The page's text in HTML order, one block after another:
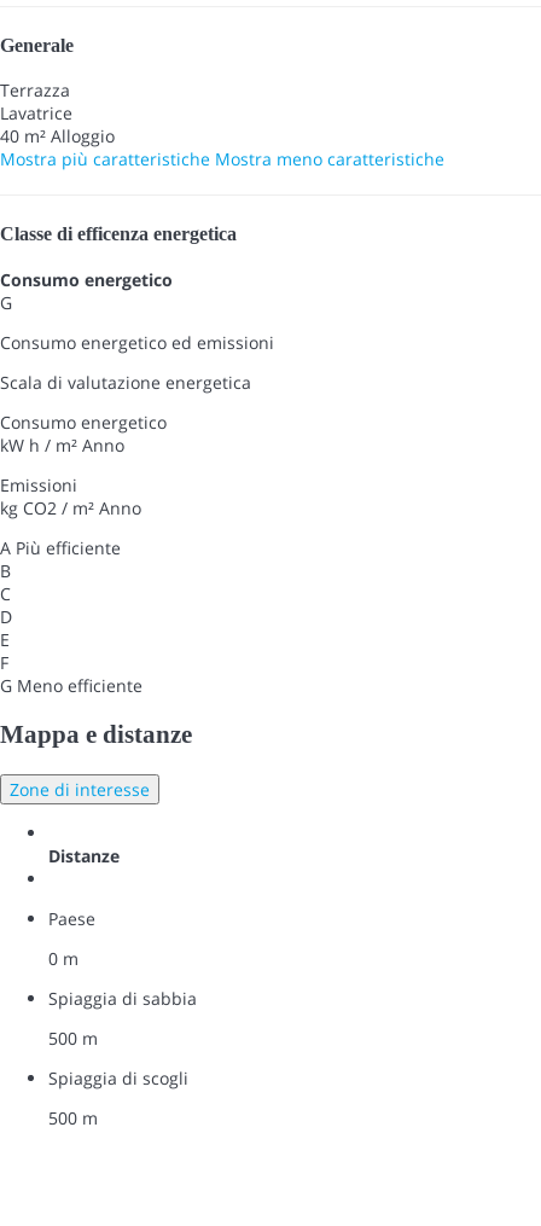
Generale
Terrazza
Lavatrice
40 m² Alloggio
Mostra più caratteristiche Mostra meno caratteristiche
Classe di efficenza energetica
Consumo energetico
G
Consumo energetico ed emissioni
Scala di valutazione energetica
Consumo energetico
kW h / m² Anno
Emissioni
kg CO2 / m² Anno
A Più efficiente
B
C
D
E
F
G Meno efficiente
Mappa e distanze
Zone di interesse
Distanze
Paese
0 m
Spiaggia di sabbia
500 m
Spiaggia di scogli
500 m